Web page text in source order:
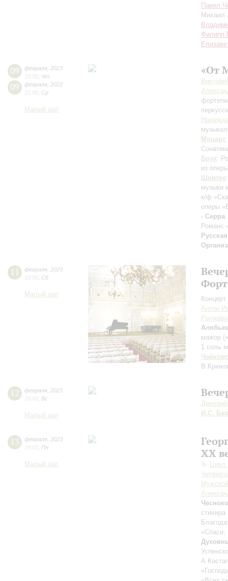
Павел
Михаил
Филипп
09 февраля 2023
19:00 Чт
09 февраля 2022
21:00 Ср
Малый зал
«От
Моцарт
Брух:
из
Шнитке
музыки
к/ф
оперы
- Серра
Романс
11 февраля 2023
19:00 Сб
Малый зал
Антон
Рычкова
мажор
1 соль
12 февраля 2023
19:00 Вс
Малый зал
И.С. Бах
13 февраля 2023
19:00 Пн
Малый зал
XX
Цикл